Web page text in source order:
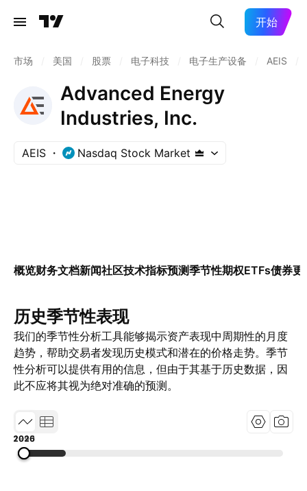
开始
市场 美国 股票 电子科技 电子生产设备 AEIS
Advanced Energy
Industries, Inc.
AEIS Nasdaq Stock Market
概览财务文档新闻社区技术指标预测季节性期权ETFs债券更
历史季节性表现
我们的季节性分析工具能够揭示资产表现中周期性的月度
趋势，帮助交易者发现历史模式和潜在的价格走势。季节
性分析可以提供有用的信息，但由于其基于历史数据，因
此不应将其视为绝对准确的预测。
1995
2010
2026